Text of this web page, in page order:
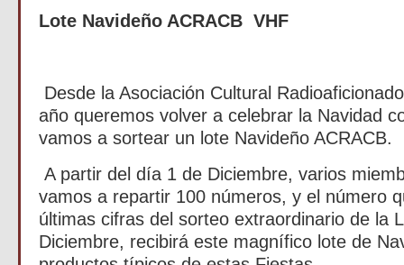
Lote Navideño ACRACB VHF
Desde la Asociación Cultural
año queremos volver a celebrar la Navidad
vamos a sortear un lote Navideño ACRACB.
A partir del día 1 de Diciembre, varios
vamos a repartir 100 números, y el número
últimas cifras del sorteo extraordinario de la
Diciembre, recibirá este magnífico lote de